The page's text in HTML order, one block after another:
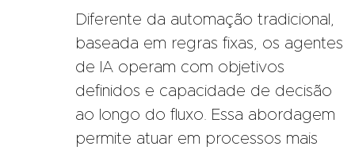
Diferente da automação tradicional,
baseada em regras fixas, os agentes
de IA operam com objetivos
definidos e capacidade de decisão
ao longo do fluxo. Essa abordagem
permite atuar em processos mais